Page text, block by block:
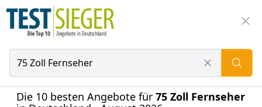
Die 10 besten Angebote für 75 Zoll Fernseher